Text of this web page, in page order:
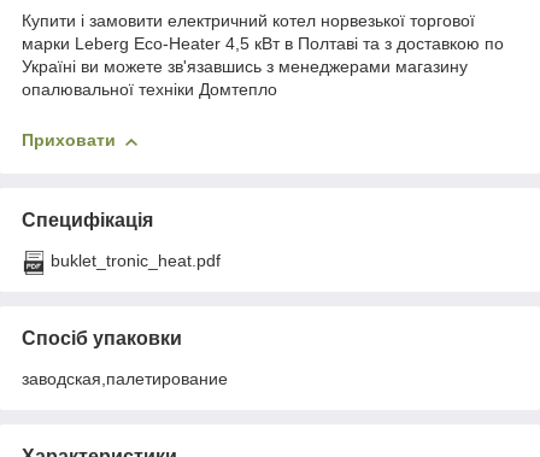
Купити і замовити електричний котел норвезької торгової
марки Leberg Eco-Heater 4,5 кВт в Полтаві та з доставкою по
Україні ви можете зв'язавшись з менеджерами магазину
опалювальної техніки Домтепло
Приховати
Специфікація
buklet_tronic_heat.pdf
Спосіб упаковки
заводская,палетирование